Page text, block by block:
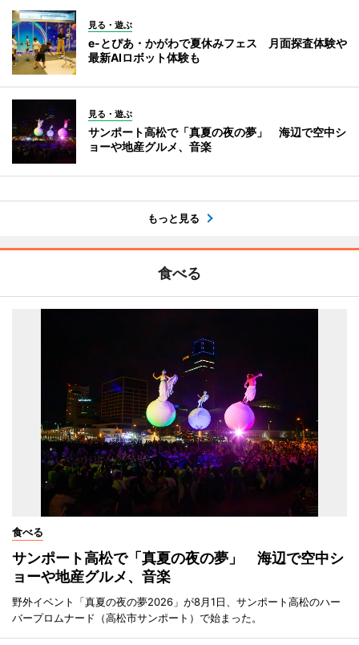
見る・遊ぶ
e-とぴあ・かがわで夏休みフェス 月面探査体験や
最新AIロボット体験も
見る・遊ぶ
サンポート高松で「真夏の夜の夢」 海辺で空中シ
ョーや地産グルメ、音楽
もっと見る
食べる
食べる
サンポート高松で「真夏の夜の夢」 海辺で空中シ
ョーや地産グルメ、音楽
野外イベント「真夏の夜の夢2026」が8月1日、サンポート高松のハー
バープロムナード（高松市サンポート）で始まった。